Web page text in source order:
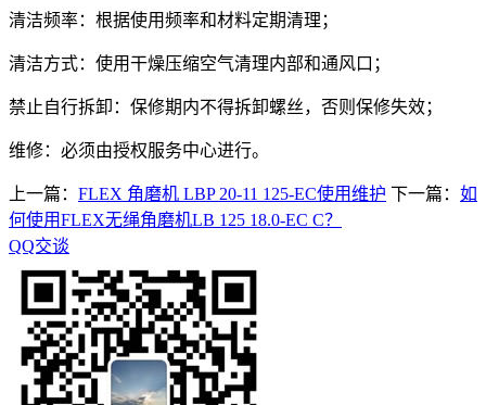
清洁频率：根据使用频率和材料定期清理；
清洁方式：使用干燥压缩空气清理内部和通风口；
禁止自行拆卸：保修期内不得拆卸螺丝，否则保修失效；
维修：必须由授权服务中心进行。
上一篇： FLEX 角磨机 LBP 20-11 125-EC使用维护 下一篇： 如
何使用FLEX无绳角磨机LB 125 18.0-EC C？
QQ交谈